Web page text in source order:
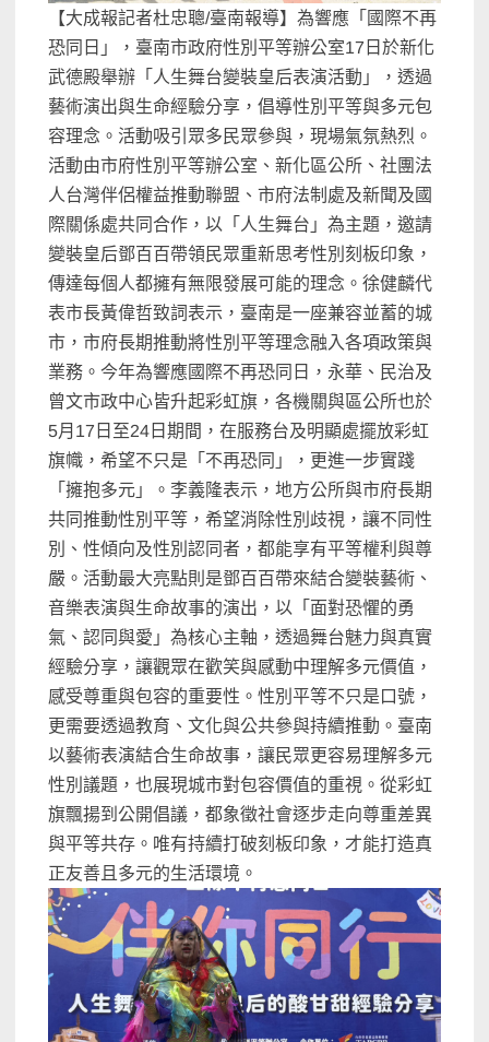
【大成報記者杜忠聰/臺南報導】為響應「國際不再
恐同日」，臺南市政府性別平等辦公室17日於新化
武德殿舉辦「人生舞台變裝皇后表演活動」，透過
藝術演出與生命經驗分享，倡導性別平等與多元包
容理念。活動吸引眾多民眾參與，現場氣氛熱烈。
活動由市府性別平等辦公室、新化區公所、社團法
人台灣伴侶權益推動聯盟、市府法制處及新聞及國
際關係處共同合作，以「人生舞台」為主題，邀請
變裝皇后鄧百百帶領民眾重新思考性別刻板印象，
傳達每個人都擁有無限發展可能的理念。徐健麟代
表市長黃偉哲致詞表示，臺南是一座兼容並蓄的城
市，市府長期推動將性別平等理念融入各項政策與
業務。今年為響應國際不再恐同日，永華、民治及
曾文市政中心皆升起彩虹旗，各機關與區公所也於
5月17日至24日期間，在服務台及明顯處擺放彩虹
旗幟，希望不只是「不再恐同」，更進一步實踐
「擁抱多元」。李義隆表示，地方公所與市府長期
共同推動性別平等，希望消除性別歧視，讓不同性
別、性傾向及性別認同者，都能享有平等權利與尊
嚴。活動最大亮點則是鄧百百帶來結合變裝藝術、
音樂表演與生命故事的演出，以「面對恐懼的勇
氣、認同與愛」為核心主軸，透過舞台魅力與真實
經驗分享，讓觀眾在歡笑與感動中理解多元價值，
感受尊重與包容的重要性。性別平等不只是口號，
更需要透過教育、文化與公共參與持續推動。臺南
以藝術表演結合生命故事，讓民眾更容易理解多元
性別議題，也展現城市對包容價值的重視。從彩虹
旗飄揚到公開倡議，都象徵社會逐步走向尊重差異
與平等共存。唯有持續打破刻板印象，才能打造真
正友善且多元的生活環境。